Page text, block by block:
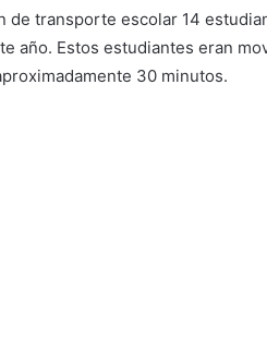
de transporte escolar 14
año. Estos estudiantes eran
30 minutos.